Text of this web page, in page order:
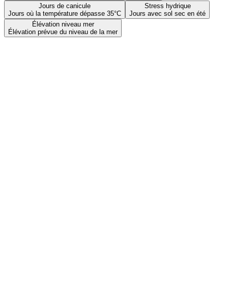
Jours de canicule
Jours où la température dépasse 35°C
Stress hydrique
Jours avec sol sec en été
Élévation niveau mer
Élévation prévue du niveau de la mer